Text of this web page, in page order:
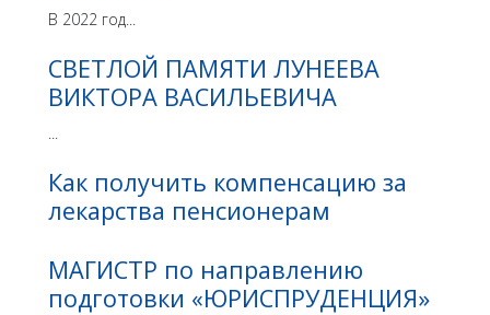
В 2022 год...
СВЕТЛОЙ ПАМЯТИ ЛУНЕЕВА
ВИКТОРА ВАСИЛЬЕВИЧА
...
Как получить компенсацию за
лекарства пенсионерам
МАГИСТР по направлению
подготовки «ЮРИСПРУДЕНЦИЯ»